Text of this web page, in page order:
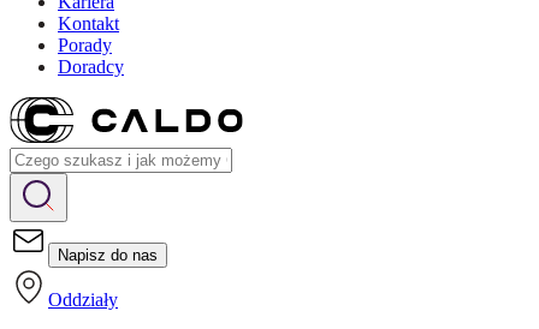
Kontakt
Porady
Doradcy
Napisz do nas
Oddziały